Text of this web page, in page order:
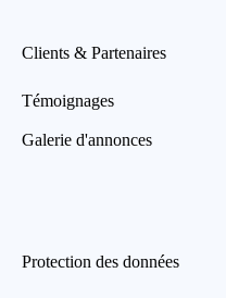
Clients & Partenaires
Témoignages
Galerie d'annonces
Protection des données